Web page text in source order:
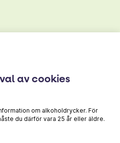
av cookies
om alkoholdrycker. För
du därför vara 25 år eller äldre.